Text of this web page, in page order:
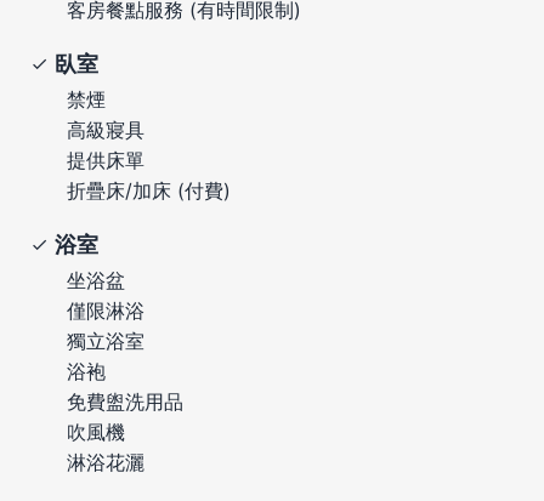
客房餐點服務 (有時間限制)
臥室
禁煙
高級寢具
提供床單
折疊床/加床 (付費)
浴室
坐浴盆
僅限淋浴
獨立浴室
浴袍
免費盥洗用品
吹風機
淋浴花灑